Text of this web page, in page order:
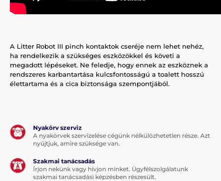
A Litter Robot III pinch kontaktok cseréje nem lehet nehéz,
ha rendelkezik a szükséges eszközökkel és követi a
megadott lépéseket. Ne feledje, hogy ennek az eszköznek a
rendszeres karbantartása kulcsfontosságú a toalett hosszú
élettartama és a cica biztonsága szempontjából.
Nyakörv szerviz
A nyakörvek szervizelése cégünk nélkülözhetetlen része. Azt
nyújtjuk, amire szüksége van.
Szakmai tanácsadás
Írjon nekünk vagy hívjon minket. Ügyfélszolgálatunk
szakmai tanácsadási képzésben részesült.